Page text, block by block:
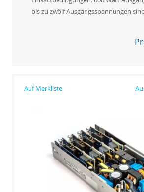
bis zu zwölf Ausgangsspannungen